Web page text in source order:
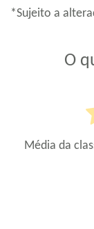
*Sujeito a
O
Média da